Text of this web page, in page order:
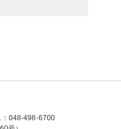
048-498-6700